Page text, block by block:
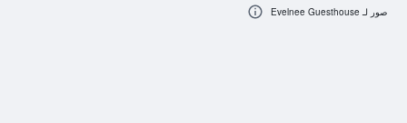
صور لـ Evelnee Guesthouse